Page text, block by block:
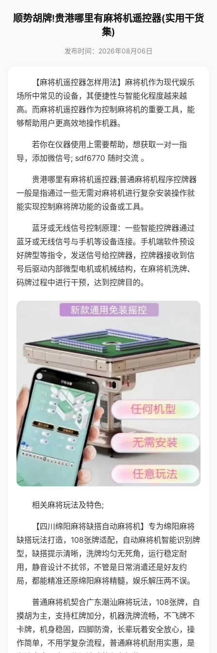
顺势胡牌!贵港哪里有麻将机遥控器(实用干货
集)
发布时间：2026年08月06日
【麻将机遥控器怎样用法】麻将机作为现代娱乐
场所中常见的设备，其便捷性与智能化程度越来越
高。而麻将机遥控器作为控制麻将机的重要工具，能
够帮助用户更高效地操作机器。
若你在仪器使用上需要帮助，想获取一对一指
导，添加微信号; sdf6770 随时交流 。
贵港哪里有麻将机遥控器;普通麻将机程序控牌器
一般是指通过一些无需对麻将机进行复杂安装操作就
能实现控制麻将牌功能的设备或工具。
蓝牙或无线信号控制原理：一些智能控牌器通过
蓝牙或无线信号与手机等设备连接。手机端软件预设
好牌型等指令，发送信号给控牌器，控牌器接收到信
号后驱动内部微型电机或机械结构，在麻将机洗牌、
码牌过程中进行干预，达到控牌目的。
相关麻将玩法及特色;
【四川绵阳麻将缺搭自动麻将机】专为绵阳麻将
缺搭玩法打造，108张牌适配，自动麻将机智能识别牌
型，缺搭提示清晰，洗牌均匀无死角，运行稳定耐
用，静音设计不扰邻，不管是日常消遣还是好友约
局，都能精准还原绵阳麻将精髓，娱乐解压两不误。
普通麻将机契合广东潮汕麻将玩法，108张牌，自
摸胡为主，支持杠牌加分，机器洗牌流畅，不飞牌不
卡牌，机身稳固，四脚防滑，长辈玩着安全放心，操
作简单，不用学复杂流程，普通麻将机耐用实惠，是